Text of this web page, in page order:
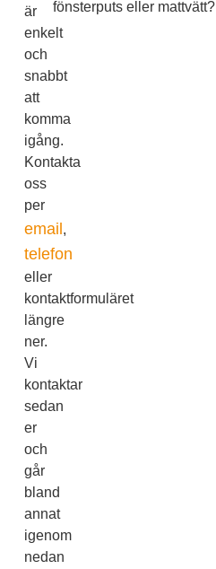
är
enkelt
och
snabbt
att
komma
igång.
Kontakta
oss
per
email ,
telefon
eller
kontaktformuläret
längre
ner.
Vi
kontaktar
sedan
er
och
går
bland
annat
igenom
nedan
fönsterputs eller mattvätt?